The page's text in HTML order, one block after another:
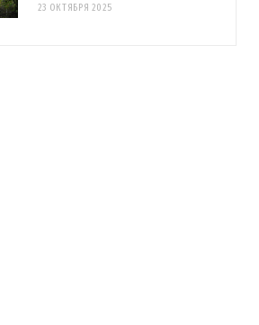
23 ОКТЯБРЯ 2025